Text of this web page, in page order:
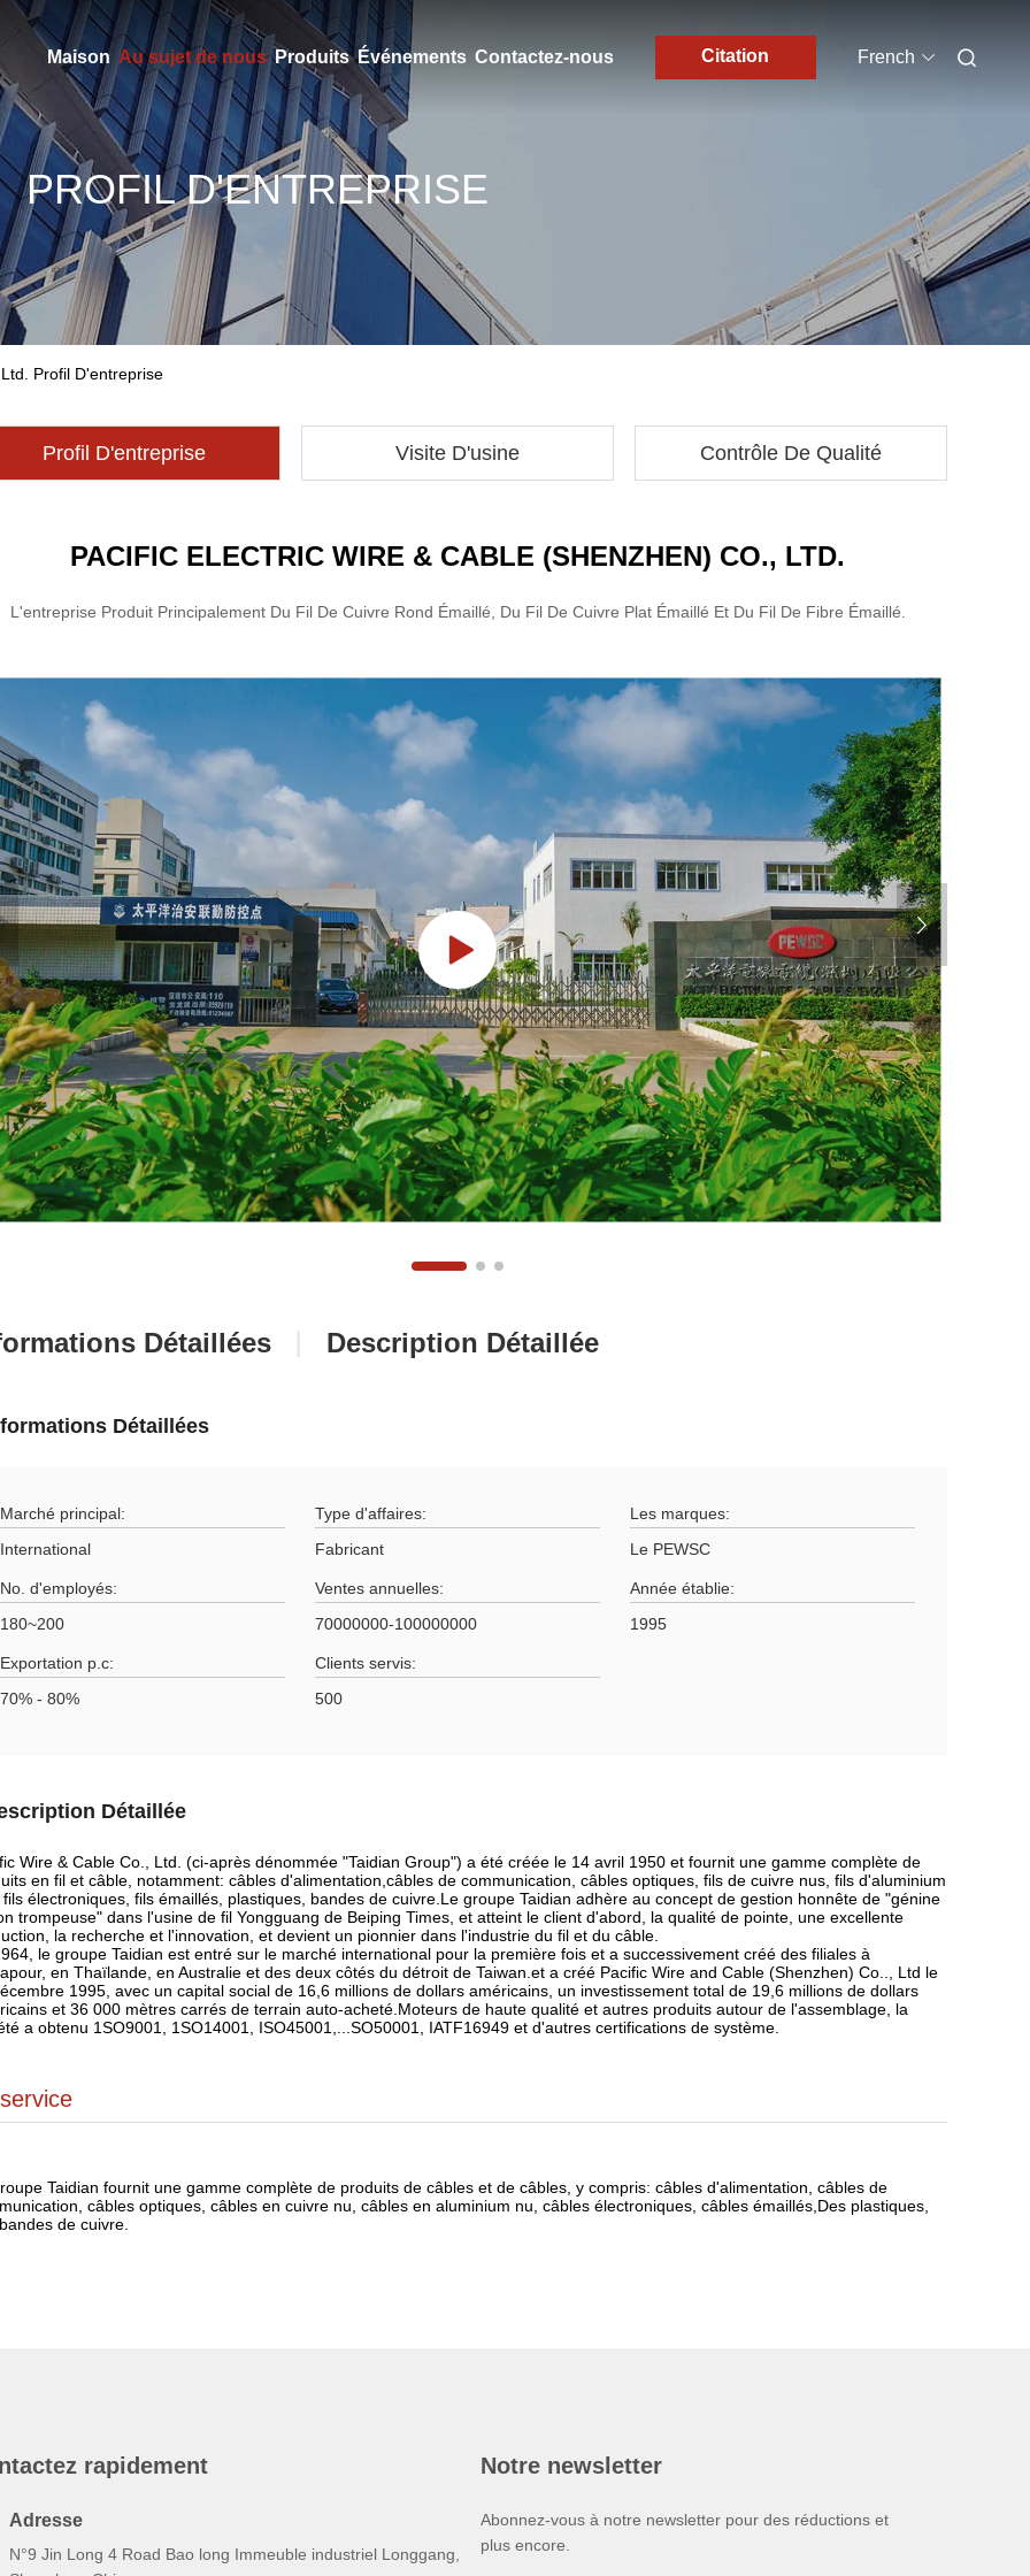
Maison Au sujet de nous Produits Événements Contactez-nous Citation French
PROFIL D'ENTREPRISE
Profil D'entreprise
Profil D'entreprise Visite D'usine Contrôle De Qualité
PACIFIC ELECTRIC WIRE & CABLE (SHENZHEN) CO., LTD.
L'entreprise Produit Principalement Du Fil De Cuivre Rond Émaillé, Du Fil De Cuivre Plat Émaillé Et Du Fil De Fibre Émaillé.
Détaillées Description Détaillée
Détaillées
Marché principal:
International
Type d'affaires:
Fabricant
Les marques:
Le PEWSC
No. d'employés:
180~200
Ventes annuelles:
70000000-100000000
Année établie:
1995
Exportation p.c:
70% - 80%
Clients servis:
500
Détaillée
Wire & Cable Co., Ltd. (ci-après dénommée "Taidian Group") a été créée le 14 avril 1950 et fournit une gamme complète de
en fil et câble, notamment: câbles d'alimentation,câbles de communication, câbles optiques, fils de cuivre nus, fils d'aluminium
électroniques, fils émaillés, plastiques, bandes de cuivre.Le groupe Taidian adhère au concept de gestion honnête de "génine
trompeuse" dans l'usine de fil Yongguang de Beiping Times, et atteint le client d'abord, la qualité de pointe, une excellente
la recherche et l'innovation, et devient un pionnier dans l'industrie du fil et du câble.
le groupe Taidian est entré sur le marché international pour la première fois et a successivement créé des filiales à
en Thaïlande, en Australie et des deux côtés du détroit de Taiwan.et a créé Pacific Wire and Cable (Shenzhen) Co.., Ltd le
1995, avec un capital social de 16,6 millions de dollars américains, un investissement total de 19,6 millions de dollars
et 36 000 mètres carrés de terrain auto-acheté.Moteurs de haute qualité et autres produits autour de l'assemblage, la
a obtenu 1SO9001, 1SO14001, ISO45001,...SO50001, IATF16949 et d'autres certifications de système.
Taidian fournit une gamme complète de produits de câbles et de câbles, y compris: câbles d'alimentation, câbles de
câbles optiques, câbles en cuivre nu, câbles en aluminium nu, câbles électroniques, câbles émaillés,Des plastiques,
de cuivre.
rapidement
Adresse
N°9 Jin Long 4 Road Bao long Immeuble industriel Longgang,
Notre newsletter
Abonnez-vous à notre newsletter pour des réductions et
plus encore.